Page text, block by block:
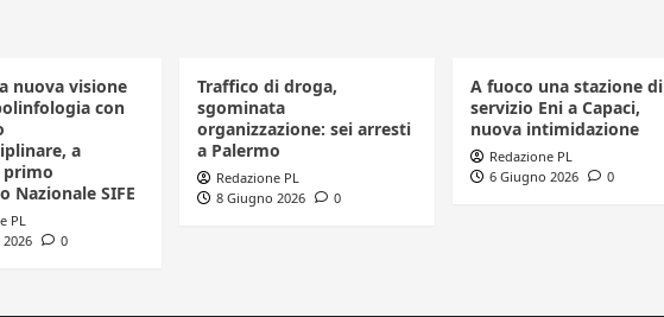
nuova visione
con
a
primo
Nazionale SIFE
PL
0
Traffico di droga,
sgominata
organizzazione: sei arresti
a Palermo
Redazione PL
8 Giugno 2026
0
A fuoco una stazione di
servizio Eni a Capaci,
nuova intimidazione
Redazione PL
6 Giugno 2026
0